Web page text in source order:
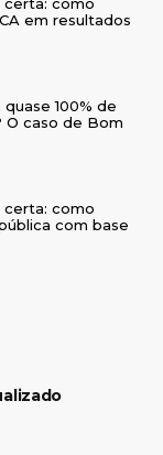
em resultados
100% de
O caso de Bom
certa: como
com base